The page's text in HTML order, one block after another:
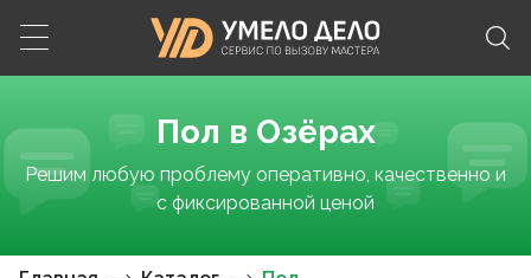
Пол в Озёрах
Решим любую проблему оперативно, качественно и
с фиксированной ценой